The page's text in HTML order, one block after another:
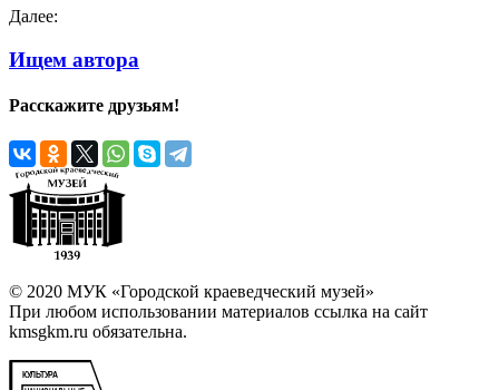
Далее:
Ищем автора
Расскажите друзьям!
© 2020 МУК «Городской краеведческий музей»
При любом использовании материалов ссылка на сайт
kmsgkm.ru обязательна.